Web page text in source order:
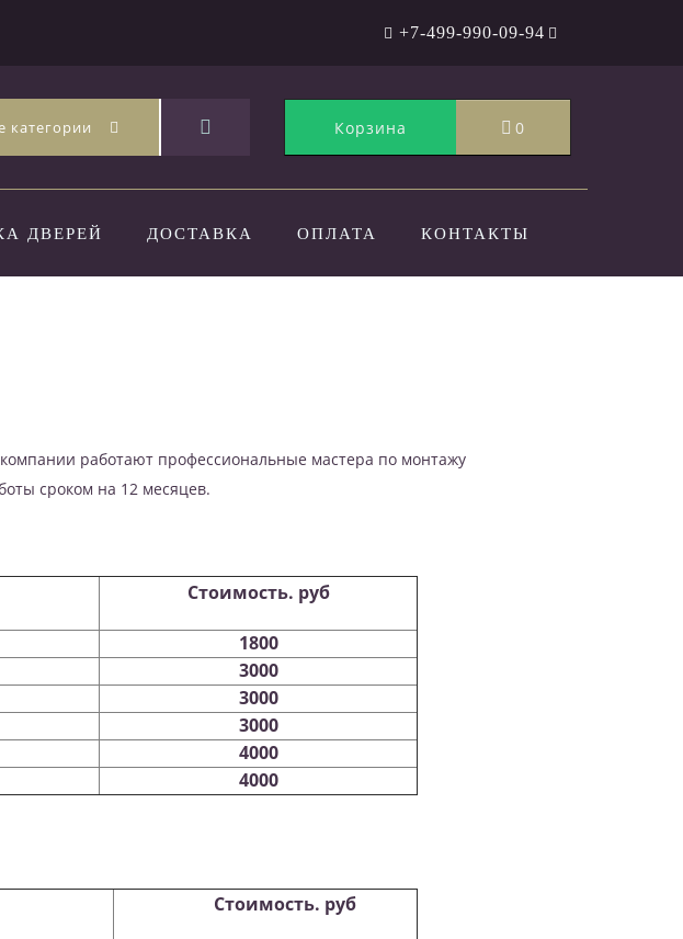
+7-499-990-09-94
категории Корзина 0
ДВЕРЕЙ ДОСТАВКА ОПЛАТА КОНТАКТЫ
работают профессиональные мастера по монтажу
сроком на 12 месяцев.
Стоимость. руб
1800
3000
3000
3000
4000
4000
Стоимость. руб